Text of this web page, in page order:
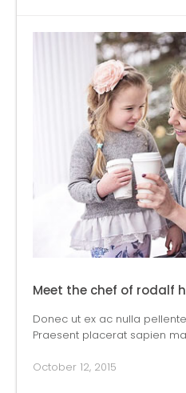
Meet the chef of rodalf
Donec ut ex ac nulla
Praesent placerat sapien
October 12, 2015